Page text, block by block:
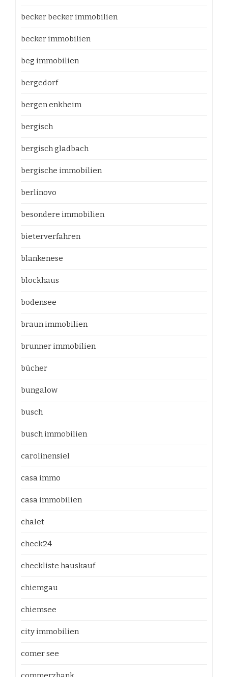
becker becker immobilien
becker immobilien
beg immobilien
bergedorf
bergen enkheim
bergisch
bergisch gladbach
bergische immobilien
berlinovo
besondere immobilien
bieterverfahren
blankenese
blockhaus
bodensee
braun immobilien
brunner immobilien
bücher
bungalow
busch
busch immobilien
carolinensiel
casa immo
casa immobilien
chalet
check24
checkliste hauskauf
chiemgau
chiemsee
city immobilien
comer see